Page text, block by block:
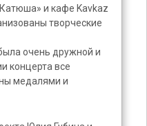
и кафе Kavkaz
творческие
очень дружной и
концерта все
медалями и